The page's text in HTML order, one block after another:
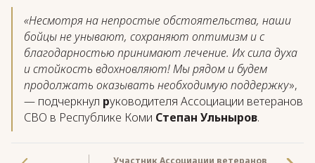
«Несмотря на непростые обстоятельства, наши
бойцы не унывают, сохраняют оптимизм и с
благодарностью принимают лечение. Их сила духа
и стойкость вдохновляют! Мы рядом и будем
продолжать оказывать необходимую поддержку»,
— подчеркнул руководителя Ассоциации ветеранов
СВО в Республике Коми Степан Ульныров.
Участник Ассоциации ветеранов